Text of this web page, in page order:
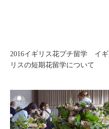
2016イギリス花プチ留学 イギ
リスの短期花留学について